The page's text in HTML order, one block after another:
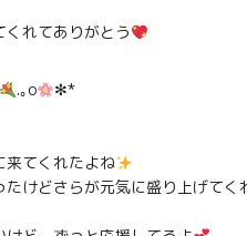
れてありがとう
.｡o ✻*
来てくれたよね
けどさらが元気に盛り上げてく